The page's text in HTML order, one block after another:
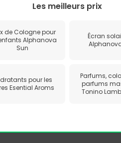
Les meilleurs prix
de Cologne pour
Alphanova
Sun
Écran
pour les
Esential Aroms
Parfums,
parfums
Tonino